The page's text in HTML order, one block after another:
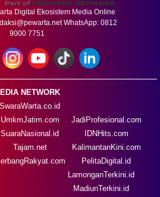
Digital Ekosistem Media Online
WhatsApp: 0812
9000 7751
NETWORK
SwaraWarta.co.id
UmkmJatim.com
SuaraNasional.id
Tajam.net
JadiProfesional.com
IDNHits.com
KalimantanKini.com
PelitaDigital.id
LamonganTerkini.id
MadiunTerkini.id